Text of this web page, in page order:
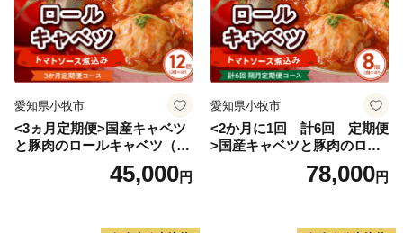
愛知県小牧市
<3ヵ月定期便>国産キャベツ
と豚肉のロールキャベツ（6P
45,000円
愛知県小牧市
<2か月に1回 計6回 定期便
>国産キャベツと豚肉のロー
ルキャベツ（4P入り）
78,000円